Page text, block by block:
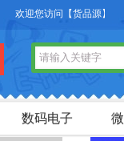
迎您访问【货品源】微商货
数码电子